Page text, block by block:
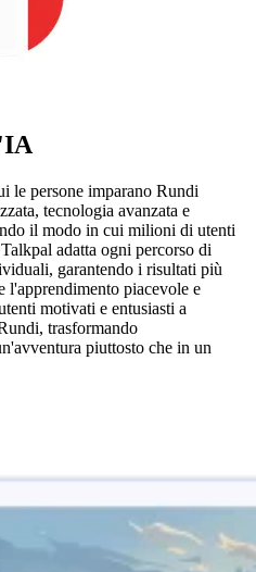
le persone imparano Rundi
tecnologia avanzata e
il modo in cui milioni di utenti
adatta ogni percorso di
garantendo i risultati più
l'apprendimento piacevole e
motivati e entusiasti a
trasformando
piuttosto che in un